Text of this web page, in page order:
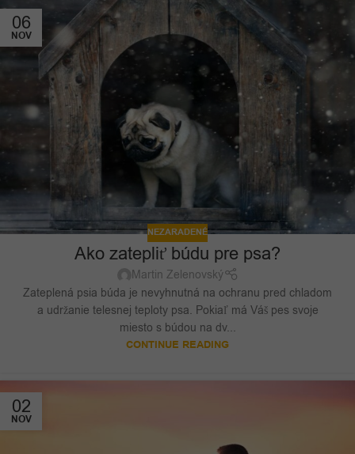
06
NOV
NEZARADENÉ
Ako zatepliť búdu pre psa?
Martin Zelenovský
Zateplená psia búda je nevyhnutná na ochranu pred chladom
a udržanie telesnej teploty psa. Pokiaľ má Váš pes svoje
miesto s búdou na dv...
CONTINUE READING
02
NOV